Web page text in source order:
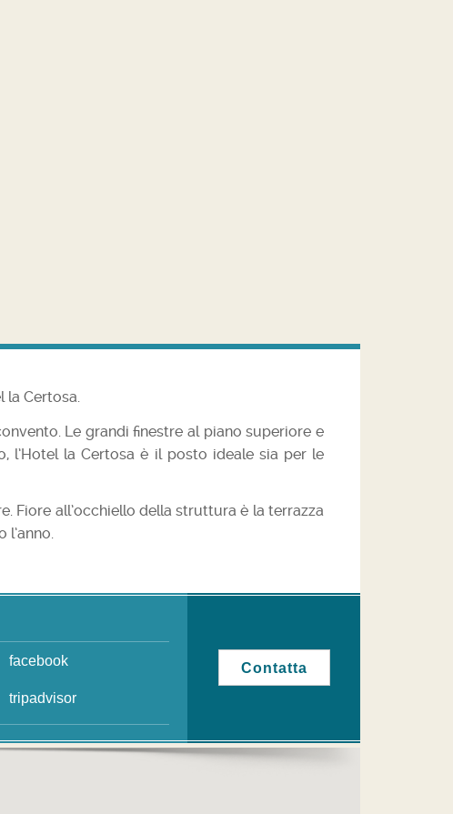
la Certosa.
Le grandi finestre al piano superiore e
l’Hotel la Certosa è il posto ideale sia per le
Fiore all’occhiello della struttura è la terrazza
facebook
tripadvisor
Contatta